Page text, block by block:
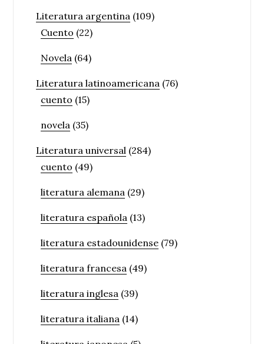
Literatura argentina (109)
Cuento (22)
Novela (64)
Literatura latinoamericana (76)
cuento (15)
novela (35)
Literatura universal (284)
cuento (49)
literatura alemana (29)
literatura española (13)
literatura estadounidense (79)
literatura francesa (49)
literatura inglesa (39)
literatura italiana (14)